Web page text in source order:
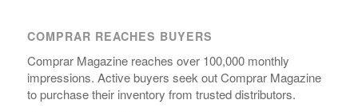
COMPRAR REACHES BUYERS
Comprar Magazine reaches over 100,000 monthly
impressions. Active buyers seek out Comprar Magazine
to purchase their inventory from trusted distributors.